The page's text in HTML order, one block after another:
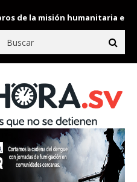
la misión humanitaria enviada